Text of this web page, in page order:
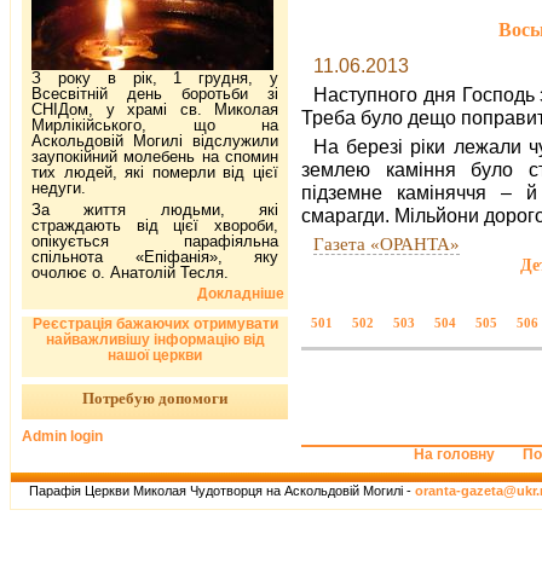
11.06.2013
Наступного дня
Треба було дещо
На березі ріки лежали
землею каміння було
підземне каміняччя –
смарагди. Мільйони
Газета «ОРАНТА»
501 502 503 504 505 506
З року в рік, 1 грудня, у
Всесвітній день боротьби зі
СНІДом, у храмі св. Миколая
Мирлікійського, що на
Аскольдовій Могилі відслужили
заупокійний молебень на спомин
тих людей, які померли від цієї
недуги.
За життя людьми, які
страждають від цієї хвороби,
опікується парафіяльна
спільнота «Епіфанія», яку
очолює о. Анатолій Тесля.
Докладніше
Реєстрація бажаючих отримувати
найважливішу інформацію від
нашої церкви
Потребую допомоги
Admin login
На головну
Парафія Церкви Миколая Чудотворця на Аскольдовій Могилі - oranta-